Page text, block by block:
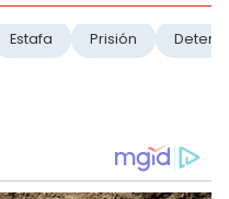
Estafa Prisión